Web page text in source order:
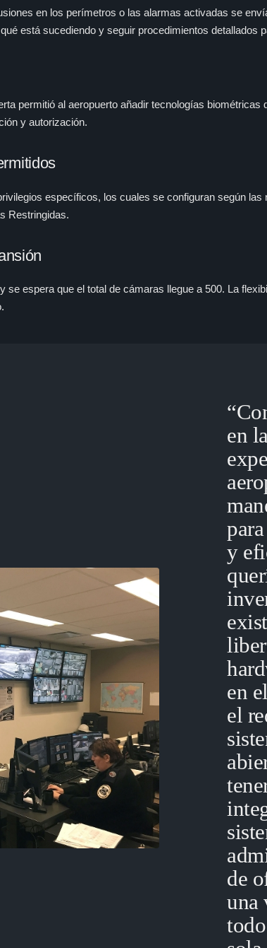
en los perímetros o las alarmas activadas se
está sucediendo y seguir procedimientos detallados
permitió al aeropuerto añadir tecnologías
y autorización.
específicos, los cuales se configuran según
Restringidas.
se espera que el total de cámaras llegue a 500. La
en
y
en
el
de
una